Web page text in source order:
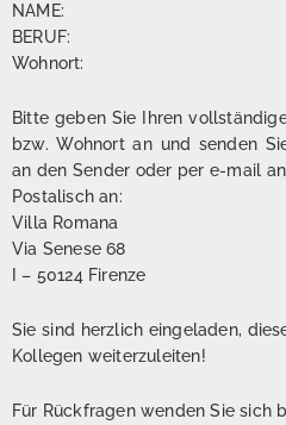
NAME:
BERUF:
Wohnort:
Bitte geben Sie Ihren
bzw. Wohnort an und senden
an den Sender oder per e-mail
Postalisch an:
Villa Romana
Via Senese 68
I – 50124 Firenze
Sie sind herzlich eingeladen,
Kollegen weiterzuleiten!
Für Rückfragen wenden Sie sich